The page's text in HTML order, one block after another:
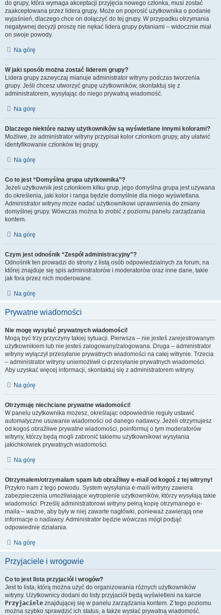
do grupy, która wymaga akceptacji przyjęcia nowego członka, musi zostać
zaakceptowana przez lidera grupy. Może on poprosić użytkownika o podanie
wyjaśnień, dlaczego chce on dołączyć do tej grupy. W przypadku otrzymania
negatywnej decyzji proszę nie nękać lidera grupy pytaniami – widocznie miał
on swoje powody.
Na górę
W jaki sposób można zostać liderem grupy?
Lidera grupy zazwyczaj mianuje administrator witryny podczas tworzenia
grupy. Jeśli chcesz utworzyć grupę użytkowników, skontaktuj się z
administratorem, wysyłając do niego prywatną wiadomość.
Na górę
Dlaczego niektóre nazwy użytkowników są wyświetlane innymi kolorami?
Możliwe, że administrator witryny przypisał kolor członkom grupy, aby ułatwić
identyfikowanie członków tej grupy.
Na górę
Co to jest “Domyślna grupa użytkownika”?
Jeżeli użytkownik jest członkiem kilku grup, jego domyślna grupa jest używana
do określenia, jaki kolor i ranga będzie domyślnie dla niego wyświetlana.
Administrator witryny może nadać użytkownikowi uprawnienia do zmiany
domyślnej grupy. Wówczas można to zrobić z poziomu panelu zarządzania
kontem.
Na górę
Czym jest odnośnik “Zespół administracyjny”?
Odnośnik ten prowadzi do strony z listą osób odpowiedzialnych za forum, na
której znajduje się spis administratorów i moderatorów oraz inne dane, takie
jak fora przez nich moderowane.
Na górę
Prywatne wiadomości
Nie mogę wysyłać prywatnych wiadomości!
Mogą być trzy przyczyny takiej sytuacji. Pierwsza – nie jesteś zarejestrowanym
użytkownikiem lub nie jesteś zalogowany/zalogowana. Druga – administrator
witryny wyłączył przesyłanie prywatnych wiadomości na całej witrynie. Trzecia
– administrator witryny uniemożliwił ci przesyłanie prywatnych wiadomości.
Aby uzyskać więcej informacji, skontaktuj się z administratorem witryny.
Na górę
Otrzymuję niechciane prywatne wiadomości!
W panelu użytkownika możesz, określając odpowiednie reguły ustawić
automatyczne usuwanie wiadomości od danego nadawcy. Jeżeli otrzymujesz
od kogoś obraźliwe prywatne wiadomości, poinformuj o tym moderatorów
witryny, którzy będą mogli zabronić takiemu użytkownikowi wysyłania
jakichkolwiek prywatnych wiadomości.
Na górę
Otrzymałem/otrzymałam spam lub obraźliwy e-mail od kogoś z tej witryny!
Przykro nam z tego powodu. System wysyłania e-maili witryny zawiera
zabezpieczenia umożliwiające wytropienie użytkowników, którzy wysyłają takie
wiadomości. Prześlij administratorowi witryny pełną kopię otrzymanego e-
maila – ważne, aby były w niej zawarte nagłówki, ponieważ zawierają one
informacje o nadawcy. Administrator będzie wówczas mógł podjąć
odpowiednie działania.
Na górę
Przyjaciele i wrogowie
Co to jest lista przyjaciół i wrogów?
Jest to lista, którą można użyć do organizowania różnych użytkowników
witryny. Użytkownicy dodani do listy przyjaciół będą wyświetleni na karcie
Przyjaciele znajdującej się w panelu zarządzania kontem. Z tego poziomu
można szybko sprawdzić ich status, a także wysłać prywatną wiadomość.